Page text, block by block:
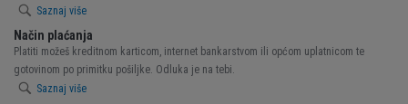
Saznaj više
Način plaćanja
Platiti možeš kreditnom karticom, internet bankarstvom ili općom uplatnicom te
gotovinom po primitku pošiljke. Odluka je na tebi.
Saznaj više